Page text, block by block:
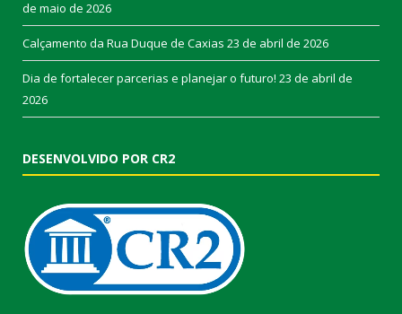
de maio de 2026
Calçamento da Rua Duque de Caxias 23 de abril de 2026
Dia de fortalecer parcerias e planejar o futuro! 23 de abril de
2026
DESENVOLVIDO POR CR2